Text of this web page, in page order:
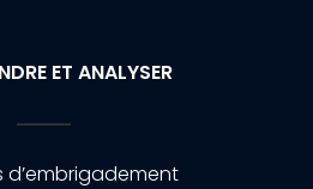
ET ANALYSER
d’embrigadement